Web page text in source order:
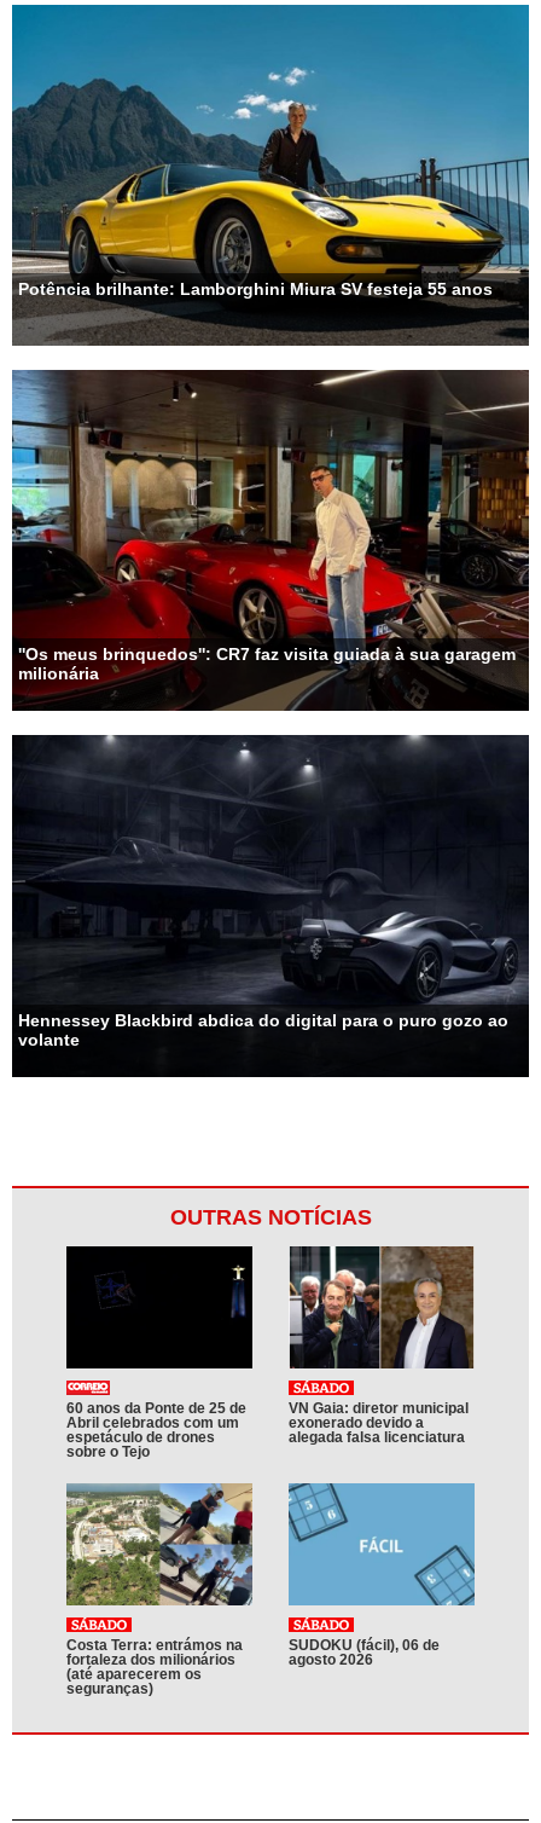
Potência brilhante: Lamborghini Miura SV festeja 55 anos
''Os meus brinquedos'': CR7 faz visita guiada à sua garagem
milionária
Hennessey Blackbird abdica do digital para o puro gozo ao
volante
OUTRAS NOTÍCIAS
60 anos da Ponte de 25 de
Abril celebrados com um
espetáculo de drones
sobre o Tejo
VN Gaia: diretor municipal
exonerado devido a
alegada falsa licenciatura
Costa Terra: entrámos na
fortaleza dos milionários
(até aparecerem os
seguranças)
SUDOKU (fácil), 06 de
agosto 2026